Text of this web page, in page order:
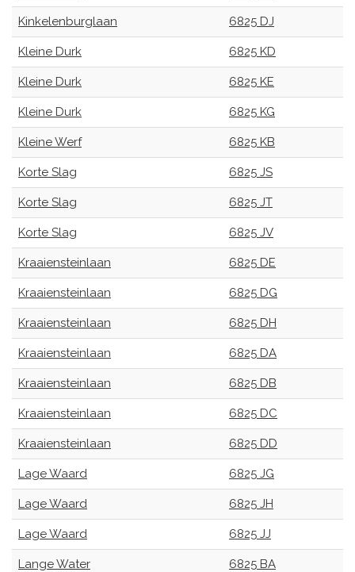
Kinkelenburglaan 6825 DJ
Kleine Durk 6825 KD
Kleine Durk 6825 KE
Kleine Durk 6825 KG
Kleine Werf 6825 KB
Korte Slag 6825 JS
Korte Slag 6825 JT
Korte Slag 6825 JV
Kraaiensteinlaan 6825 DE
Kraaiensteinlaan 6825 DG
Kraaiensteinlaan 6825 DH
Kraaiensteinlaan 6825 DA
Kraaiensteinlaan 6825 DB
Kraaiensteinlaan 6825 DC
Kraaiensteinlaan 6825 DD
Lage Waard 6825 JG
Lage Waard 6825 JH
Lage Waard 6825 JJ
Lange Water 6825 BA